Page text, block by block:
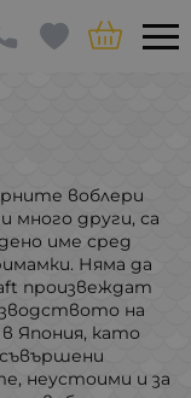
воблери
много други, са
име сред
Няма да
произвеждат
на
Япония, като
неустоими и за